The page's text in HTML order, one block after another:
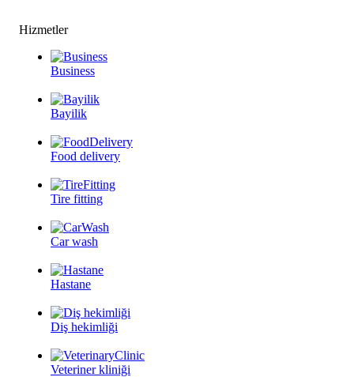
Hizmetler
Business
Bayilik
Food delivery
Tire fitting
Car wash
Hastane
Diş hekimliği
Veteriner kliniği